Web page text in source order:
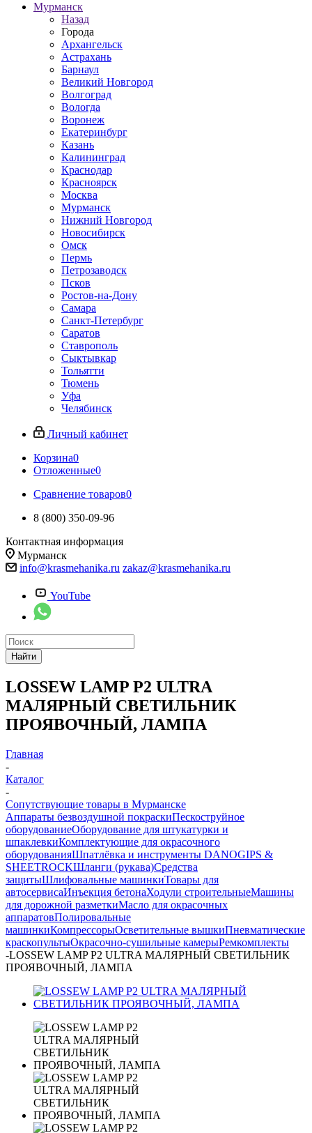
Мурманск
Назад
Города
Архангельск
Астрахань
Барнаул
Великий Новгород
Волгоград
Вологда
Воронеж
Екатеринбург
Казань
Калининград
Краснодар
Красноярск
Москва
Мурманск
Нижний Новгород
Новосибирск
Омск
Пермь
Петрозаводск
Псков
Ростов-на-Дону
Самара
Санкт-Петербург
Саратов
Ставрополь
Сыктывкар
Тольятти
Тюмень
Уфа
Челябинск
Личный кабинет
Корзина0
Отложенные0
Сравнение товаров0
8 (800) 350-09-96
Контактная информация
Мурманск
info@krasmehanika.ru zakaz@krasmehanika.ru
YouTube
Найти
LOSSEW LAMP P2 ULTRA
МАЛЯРНЫЙ СВЕТИЛЬНИК
ПРОЯВОЧНЫЙ, ЛАМПА
Главная
-
Каталог
-
Сопутствующие товары в Мурманске
Аппараты безвоздушной покраскиПескоструйное
оборудованиеОборудование для штукатурки и
шпаклевкиКомплектующие для окрасочного
оборудованияШпатлёвка и инструменты DANOGIPS &
SHEETROCKШланги (рукава)Средства
защитыШлифовальные машинкиТовары для
автосервисаИнъекция бетонаХодули строительныеМашины
для дорожной разметкиМасло для окрасочных
аппаратовПолировальные
машинкиКомпрессорыОсветительные вышкиПневматические
краскопультыОкрасочно-сушильные камерыРемкомплекты
-LOSSEW LAMP P2 ULTRA МАЛЯРНЫЙ СВЕТИЛЬНИК
ПРОЯВОЧНЫЙ, ЛАМПА